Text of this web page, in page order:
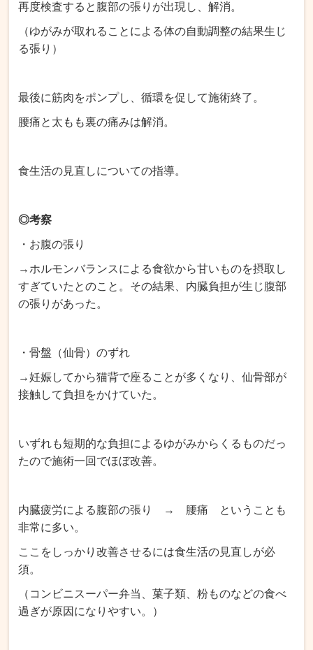
再度検査すると腹部の張りが出現し、解消。
（ゆがみが取れることによる体の自動調整の結果生じ
る張り）
最後に筋肉をポンプし、循環を促して施術終了。
腰痛と太もも裏の痛みは解消。
食生活の見直しについての指導。
◎考察
・お腹の張り
→ホルモンバランスによる食欲から甘いものを摂取し
すぎていたとのこと。その結果、内臓負担が生じ腹部
の張りがあった。
・骨盤（仙骨）のずれ
→妊娠してから猫背で座ることが多くなり、仙骨部が
接触して負担をかけていた。
いずれも短期的な負担によるゆがみからくるものだっ
たので施術一回でほぼ改善。
内臓疲労による腹部の張り → 腰痛 ということも
非常に多い。
ここをしっかり改善させるには食生活の見直しが必
須。
（コンビニスーパー弁当、菓子類、粉ものなどの食べ
過ぎが原因になりやすい。）